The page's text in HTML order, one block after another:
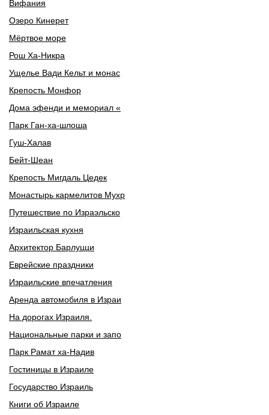
Вифания
Озеро Кинерет
Мёртвое море
Рош Ха-Никра
Ущелье Вади Кельт и монас
Крепость Монфор
Дома эфенди и мемориал «
Парк Ган-ха-шлоша
Гуш-Халав
Бейт-Шеан
Крепость Мигдаль Цедек
Монастырь кармелитов Мухр
Путешествие по Израэльско
Израильская кухня
Архитектор Барлуцци
Еврейские праздники
Израильские впечатления
Аренда автомобиля в Израи
На дорогах Израиля.
Национальные парки и запо
Парк Рамат ха-Надив
Гостиницы в Израиле
Государство Израиль
Книги об Израиле